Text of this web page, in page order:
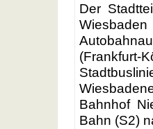
Der
Bahnhof
Bahn (S2)